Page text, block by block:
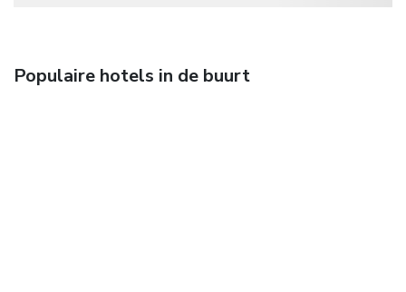
Populaire hotels in de buurt